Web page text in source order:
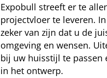
Expobull streeft er te
projectvloer te leveren.
zeker van zijn dat u de
omgeving en wensen.
bij uw huisstijl te passen
in het ontwerp.